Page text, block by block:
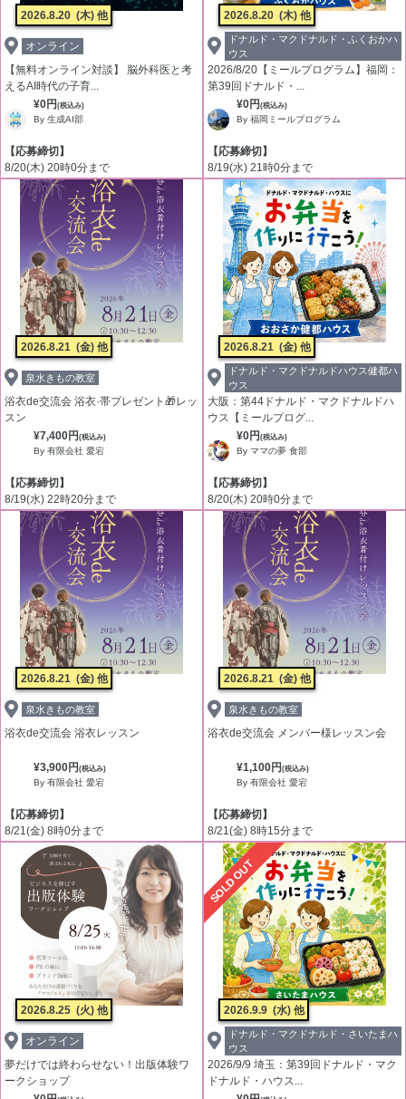
2026.8.20 (木) 他
オンライン
【無料オンライン対談】 脳外科医と考
えるAI時代の子育...
¥0円 (税込み)
By 生成AI部
【応募締切】
8/20(木) 20時0分まで
2026.8.20 (木) 他
ドナルド・マクドナルド・ふくおかハ
ウス
2026/8/20【ミールプログラム】福岡：
第39回ドナルド・...
¥0円 (税込み)
By 福岡ミールプログラム
【応募締切】
8/19(水) 21時0分まで
2026.8.21 (金) 他
泉水きもの教室
浴衣de交流会 浴衣·帯プレゼント🎁レッ
スン
¥7,400円 (税込み)
By 有限会社 愛宕
【応募締切】
8/19(水) 22時20分まで
2026.8.21 (金) 他
ドナルド・マクドナルドハウス健都ハ
ウス
大阪：第44ドナルド・マクドナルドハ
ウス【ミールプログ...
¥0円 (税込み)
By ママの夢 食部
【応募締切】
8/20(木) 20時0分まで
2026.8.21 (金) 他
泉水きもの教室
浴衣de交流会 浴衣レッスン
¥3,900円 (税込み)
By 有限会社 愛宕
【応募締切】
8/21(金) 8時0分まで
2026.8.21 (金) 他
泉水きもの教室
浴衣de交流会 メンバー様レッスン会
¥1,100円 (税込み)
By 有限会社 愛宕
【応募締切】
8/21(金) 8時15分まで
2026.8.25 (火) 他
オンライン
夢だけでは終わらせない！出版体験ワ
ークショップ
SOLD OUT
2026.9.9 (水) 他
ドナルド・マクドナルド・さいたまハ
ウス
2026/9/9 埼玉：第39回ドナルド・マク
ドナルド・ハウス...